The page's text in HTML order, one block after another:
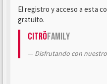
El registro y acceso a esta
gratuito.
CitröFamily
Disfrutando con